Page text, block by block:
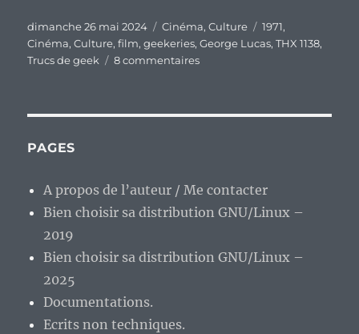
Publié
le
dimanche 26 mai 2024 Catégories
Cinéma,Culture Étiquettes
1971,
Cinéma,Culture,film,geekeries,George Lucas,THX 1138,
Trucs de geek
8 commentairessur
enfin
vu
de
PAGES
A propos de l’auteur / Me contacter
Bien choisir sa distribution GNU/Linux –
2019
Bien choisir sa distribution GNU/Linux –
2025
Documentations.
Ecrits non techniques.